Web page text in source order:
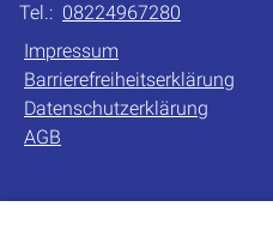
Tel.: 08224967280
Impressum
Barrierefreiheitserklärung
Datenschutzerklärung
AGB